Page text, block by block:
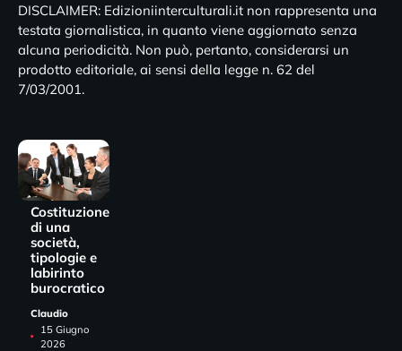
DISCLAIMER: Edizioniinterculturali.it non rappresenta una
testata giornalistica, in quanto viene aggiornato senza
alcuna periodicità. Non può, pertanto, considerarsi un
prodotto editoriale, ai sensi della legge n. 62 del
7/03/2001.
Costituzione
di una
società,
tipologie e
labirinto
burocratico
Claudio
15 Giugno
2026